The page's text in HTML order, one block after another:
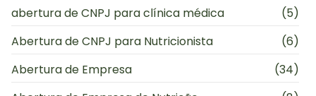
abertura de CNPJ para clínica médica
(5)
Abertura de CNPJ para Nutricionista
(6)
Abertura de Empresa
(34)